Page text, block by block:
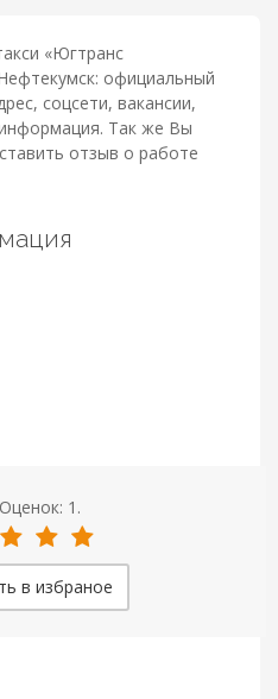
«Югтранс
официальный
соцсети, вакансии,
Так же Вы
отзыв о работе
Оценок: 1 .
в избраное